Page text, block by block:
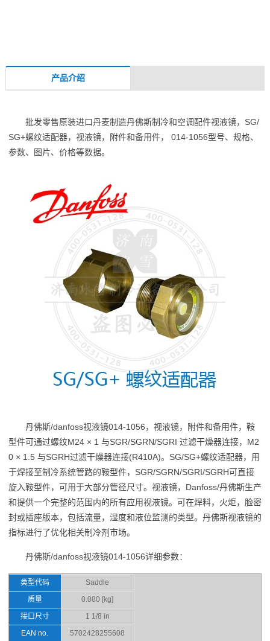
产品介绍
批发零售原装进口丹麦制造丹佛斯制冷和空调配件视液镜，SG/
SG+螺纹适配器，视液镜，附件和备用件， 014-1056型号、规格、
参数、图片、价格等数据。
丹佛斯/danfoss视液镜014-1056，视液镜，附件和备用件，鞍
型件可通过螺纹M24 × 1 与SGR/SGRN/SGRI 过滤干燥器连接，M2
0 × 1.5 与SGRH过滤干燥器连接(R410A)。SG/SG+螺纹适配器，用
于焊接至制冷系统管路的鞍型件，SGR/SGRN/SGRI/SGRH可直接
旋入鞍型件，可用于大部分管径尺寸。视液镜，Danfoss/丹佛斯生产
和提供一个完整的范围内的所有应用视液镜。可在焊料，火炬，脸密
封或插座版本，包括流量，湿度和液位监测的类型。丹佛斯视液镜的
指标进行了优化相关制冷剂市场。
丹佛斯/danfoss视液镜014-1056详细参数：
类型代码
Saddle
质量
0.080 [kg]
接口尺寸
1 1/8 in
EAN no.
5702428255608